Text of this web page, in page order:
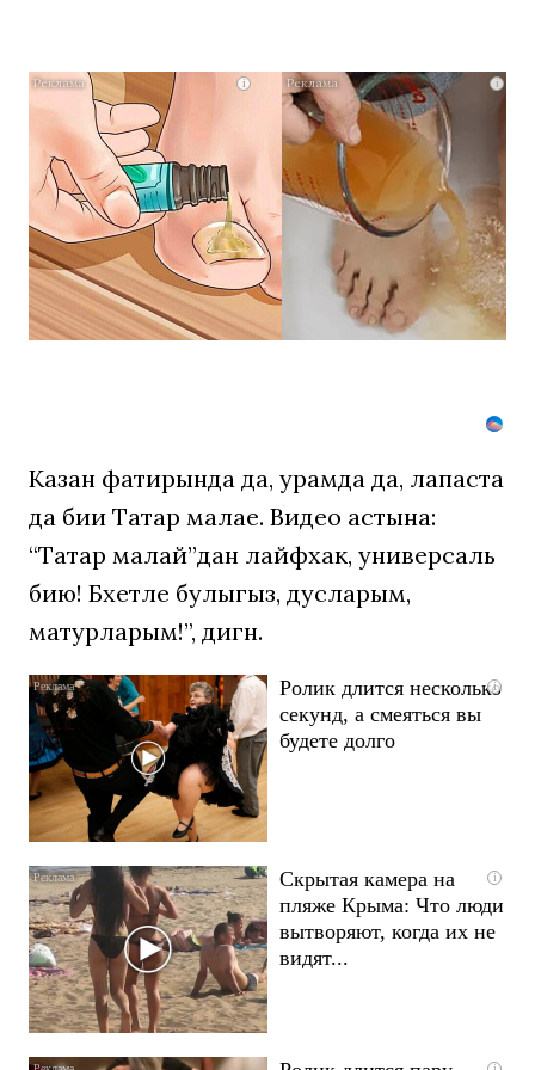
i
Даже
самый
грибок
исчезнет
с
корнем,
если
перед
i
Казан фатирында да, урамда да, лапаста
да бии Татар малае. Видео астына:
“Татар малай”дан лайфхак, универсаль
бию! Бәхетле булыгыз, дусларым,
матурларым!”, дигән.
i
Ролик длится несколько
секунд, а смеяться вы
будете долго
i
Скрытая камера на
пляже Крыма: Что люди
вытворяют, когда их не
видят...